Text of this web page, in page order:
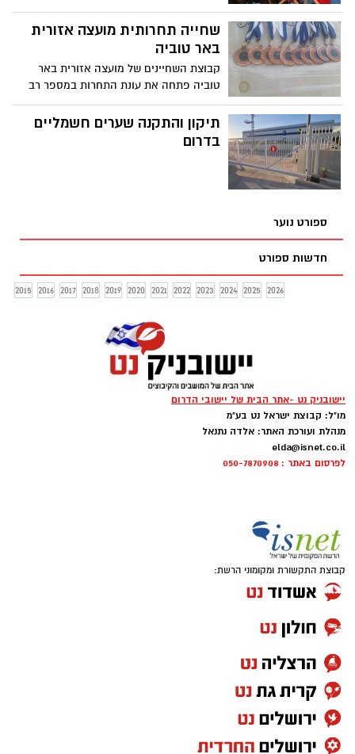
,בגמר הארצי.
שחייה תחרותית מועצה אזורית
באר טוביה
קבוצת השחיינים של מועצה אזורית באר
טוביה פתחה את עונת התחרות במספר רב
של זכיות!!
תיקון והתקנה שערים חשמליים
בדרום
ספורט נוער
חדשות ספורט
2015 2016 2017 2018 2019 2020 2021 2022 2023 2024 2025 2026
יישובניק נט -אתר הבית של יישובי הדרום
מו"ל: קבוצת ישראל נט בע"מ
מנהלת ועורכת האתר: אלדה נתנאל
elda@isnet.co.il
לפרסום באתר : 050-7870908
קבוצת התקשורת ומקומוני הרשת: